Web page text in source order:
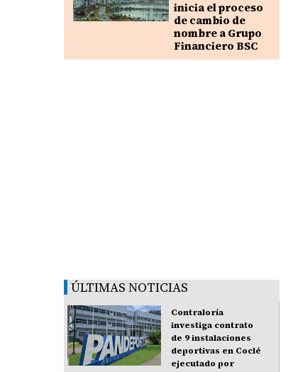
inicia el proceso
de cambio de
nombre a Grupo
Financiero BSC
ÚLTIMAS NOTICIAS
Contraloría
investiga contrato
de 9 instalaciones
deportivas en Coclé
ejecutado por